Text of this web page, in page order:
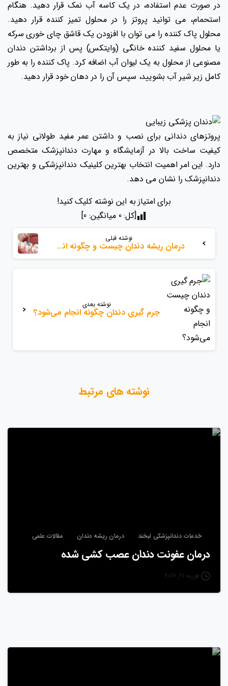
در صورت عدم استفاده، در یک کاسه آب نمک قرار دهید. هنگام
استحمام، می توانید پروتز را در محلول تمیز کننده قرار دهید.
محلول پاک کننده را می توان با افزودن یک قاشق چای خوری سرکه
یا محلول سفید کننده خانگی (وایتکس) پس از برداشتن دندان
مصنوعی از محلول به یک لیوان آب اضافه کرد. پاک کننده را به طور
کامل زیر شیر آب بشویید، سپس آن را در دهان خود قرار دهید.
پروتزهای دندانی برای نصب و داشتن عمر مفید طولانی نیاز به
کیفیت ساخت بالا در آزمایشگاه و مهارت دندانپزشک متخصص
دارد. این امر اهمیت انتخاب بهترین کلینیک دندانپزشکی و بهترین
دندانپزشک را نشان می دهد.
برای امتیاز به این نوشته کلیک کنید!
[کل:0 میانگین: 0
]
بخوانید
نوشته قبلی
درمان ریشه دندان چیست و چگونه انجام میشود؟
نوشته بعدی
جرم‌ گیری دندان چگونه انجام می‌شود؟
نوشته های مرتبط
خدمات دندانپزشکی لبخند درمان ریشه دندان مقالات علمی
درمان عفونت دندان عصب‌ کشی شده
فوریه 21, 2026